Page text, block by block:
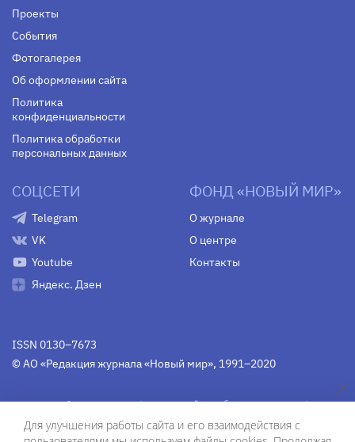
Проекты
События
Фотогалерея
Об оформлении сайта
Политика
конфиденциальности
Политика обработки
персональных данных
СОЦСЕТИ
Telegram
VK
Youtube
Яндекс. Дзен
ФОНД «НОВЫЙ МИР»
О журнале
О центре
Контакты
ISSN 0130–7673
© АО «Редакция журнала «Новый мир», 1991–2020
Свидетельство Федеральной службы по надзору в сфере
связи, информационных технологий и массовых
коммуникаций средства массовой информации
Для улучшения работы сайта и его взаимодействия с